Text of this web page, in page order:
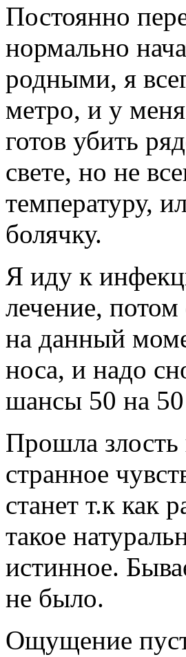
Постоянно
нормально
родными, я
метро, и у
готов убить
свете, но не
температуру,
болячку.
Я иду к
лечение,
на данный
носа, и надо
шансы 50 на
Прошла
странное
станет т.к как
такое
истинное.
не было.
Ощущение